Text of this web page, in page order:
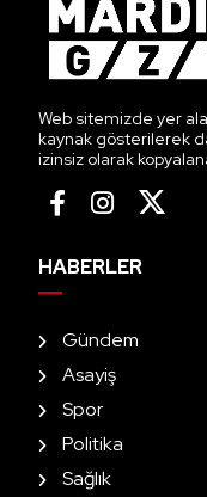
Web sitemizde yer
kaynak gösterilerek
izinsiz olarak
HABERLER
Gündem
Asayiş
Spor
Politika
Sağlık